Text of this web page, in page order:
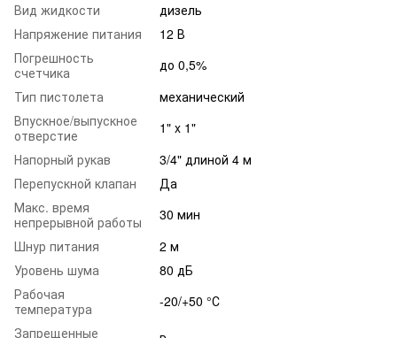
Вид жидкости
дизель
Напряжение питания
12 В
Погрешность
счетчика
до 0,5%
Тип пистолета
механический
Впускное/выпускное
отверстие
1" x 1"
Напорный рукав
3/4" длиной 4 м
Перепускной клапан
Да
Макс. время
непрерывной работы
30 мин
Шнур питания
2 м
Уровень шума
80 дБ
Рабочая
температура
-20/+50 °С
Запрещенные